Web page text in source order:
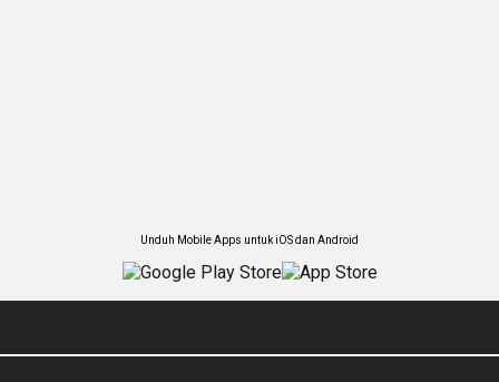
Unduh Mobile Apps untuk iOS dan Android